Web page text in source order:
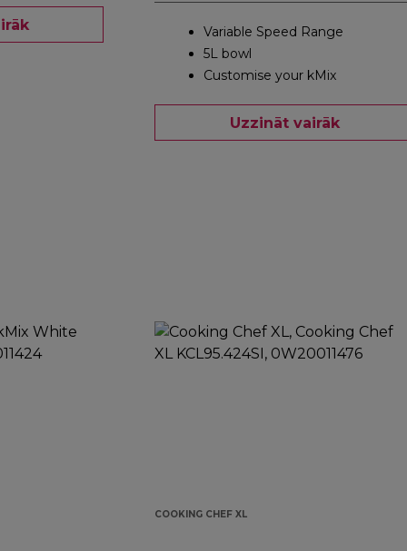
Variable Speed Range
5L bowl
Customise your kMix
Uzzināt vairāk
COOKING CHEF XL